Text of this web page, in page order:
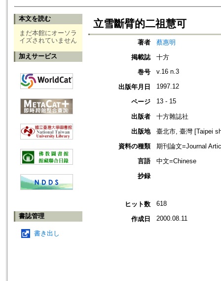
本文を読む
まだ本館にオーソラ
イズされていません
加えサービス
書誌管理
書き出し
立雪斷臂的二祖慧可
著者
蔡惠明
掲載誌
十方
巻号
v.16 n.3
出版年月日 1997.12
ページ 13 - 15
出版者
十方雜誌社
出版地
臺北市, 臺灣 [Taipei
資料の種類
期刊論文=Journal
言語
中文=Chinese
抄録
ヒット数 618
作成日 2000.08.11